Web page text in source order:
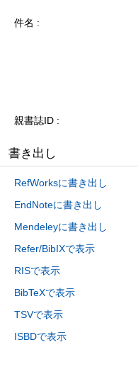
件名
親書誌ID
書き出し
RefWorksに書き出し
EndNoteに書き出し
Mendeleyに書き出し
Refer/BibIXで表示
RISで表示
BibTeXで表示
TSVで表示
ISBDで表示